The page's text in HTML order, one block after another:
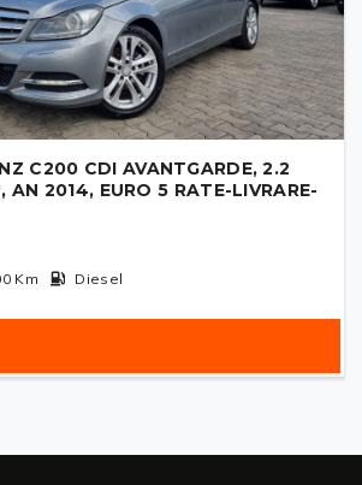
C200 CDI AVANTGARDE, 2.2
AN 2014, EURO 5 RATE-LIVRARE-
Km Diesel